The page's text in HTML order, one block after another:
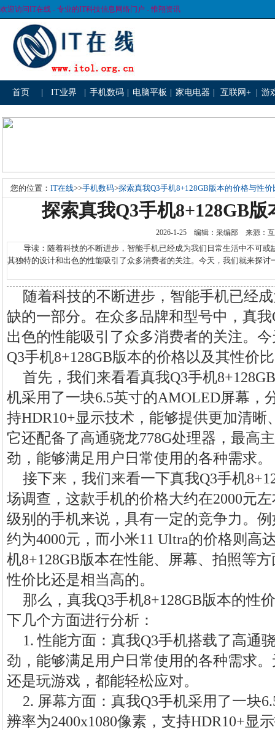
欢迎访问IT在线 - 专业的IT科技信息网络门户 - 惟翔资讯
首页 IT业界 手机数码 电脑平板 家电电器 互联网+ 游
您的位置： IT在线>>手机数码>探索真我Q3手机8+128GB版本的价格与性价
探索真我Q3手机8+128GB
2026-1-25 编辑：采编部 来源：
导读：随着科技的不断进步，智能手机已经成为我们日常生活中不可或
其独特的设计和出色的性能吸引了众多消费者的关注。今天，我们就来探讨
随着科技的不断进步，智能手机已经
缺的一部分。在众多品牌和型号中，真
出色的性能吸引了众多消费者的关注。
Q3手机8+128GB版本的价格以及其性价
首先，我们来看看真我Q3手机
机采用了一块6.5英寸的AMOLED屏幕，
持HDR10+显示技术，能够提供更加清
它还配备了高通骁龙778G处理器，最高
劲，能够满足用户日常使用的各种需求。
接下来，我们来看一下真我Q3手机
场调查，这款手机的价格大约在2000元
级别的手机来说，具有一定的竞争力。例
约为4000元，而小米11 Ultra的价格则高
机8+128GB版本在性能、屏幕、拍照等
性价比还是相当高的。
那么，真我Q3手机8+128GB版本的性
下几个方面进行分析：
1. 性能方面：真我Q3手机搭载了高通
劲，能够满足用户日常使用的各种需求
还是玩游戏，都能轻松应对。
2. 屏幕方面：真我Q3手机采用了一块
辨率为2400x1080像素，支持HDR10+显